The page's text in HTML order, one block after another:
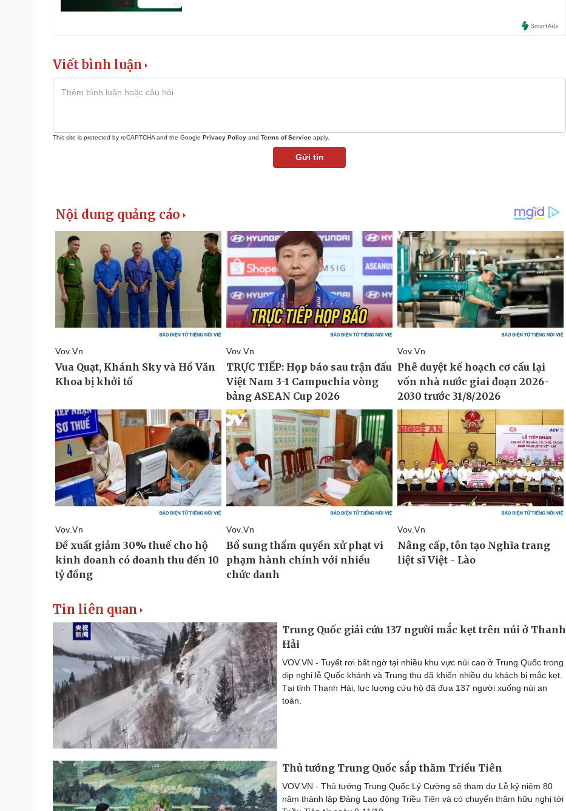
Viết bình luận
This site is protected by reCAPTCHA and the Google Privacy Policy and Terms of Service apply.
Gửi tin
Tin liên quan
Trung Quốc giải cứu 137 người mắc kẹt trên núi ở Thanh
Hải
VOV.VN - Tuyết rơi bất ngờ tại nhiều khu vực núi cao ở Trung Quốc trong
dịp nghỉ lễ Quốc khánh và Trung thu đã khiến nhiều du khách bị mắc kẹt.
Tại tỉnh Thanh Hải, lực lượng cứu hộ đã đưa 137 người xuống núi an
toàn.
Thủ tướng Trung Quốc sắp thăm Triều Tiên
VOV.VN - Thủ tướng Trung Quốc Lý Cường sẽ tham dự Lễ kỷ niệm 80
năm thành lập Đảng Lao động Triều Tiên và có chuyến thăm hữu nghị tới